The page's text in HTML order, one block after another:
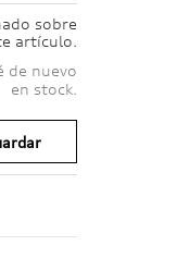
sobre
artículo.
de nuevo
en stock.